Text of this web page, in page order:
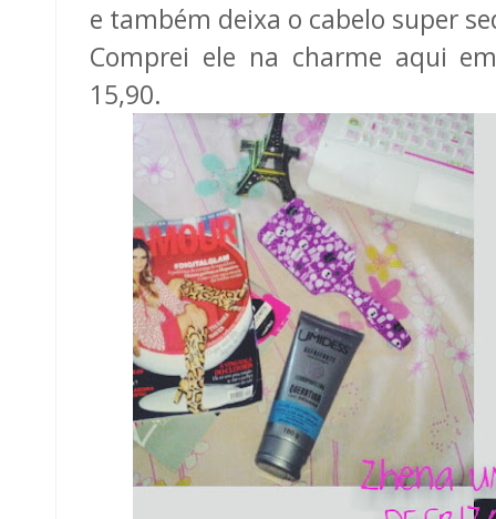
e também deixa o cabelo super
Comprei ele na charme aqui
15,90.